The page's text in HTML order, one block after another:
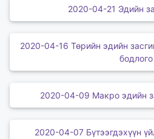
2020-04-21 Эдийн
2020-04-16 Төрийн эдийн
бодлого
2020-04-09 Макро эдийн
2020-04-07 Бүтээгдэхүүн